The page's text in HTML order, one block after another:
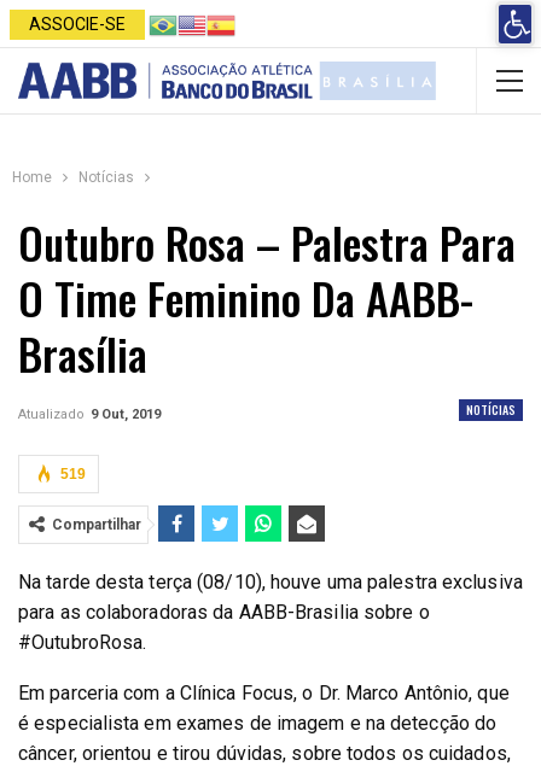
ASSOCIE-SE
Home Notícias
Outubro Rosa – Palestra Para
O Time Feminino Da AABB-
Brasília
NOTÍCIAS
Atualizado 9 Out, 2019
519
Compartilhar
Na tarde desta terça (08/10), houve uma palestra exclusiva
para as colaboradoras da AABB-Brasilia sobre o
#OutubroRosa.
Em parceria com a Clínica Focus, o Dr. Marco Antônio, que
é especialista em exames de imagem e na detecção do
câncer, orientou e tirou dúvidas, sobre todos os cuidados,